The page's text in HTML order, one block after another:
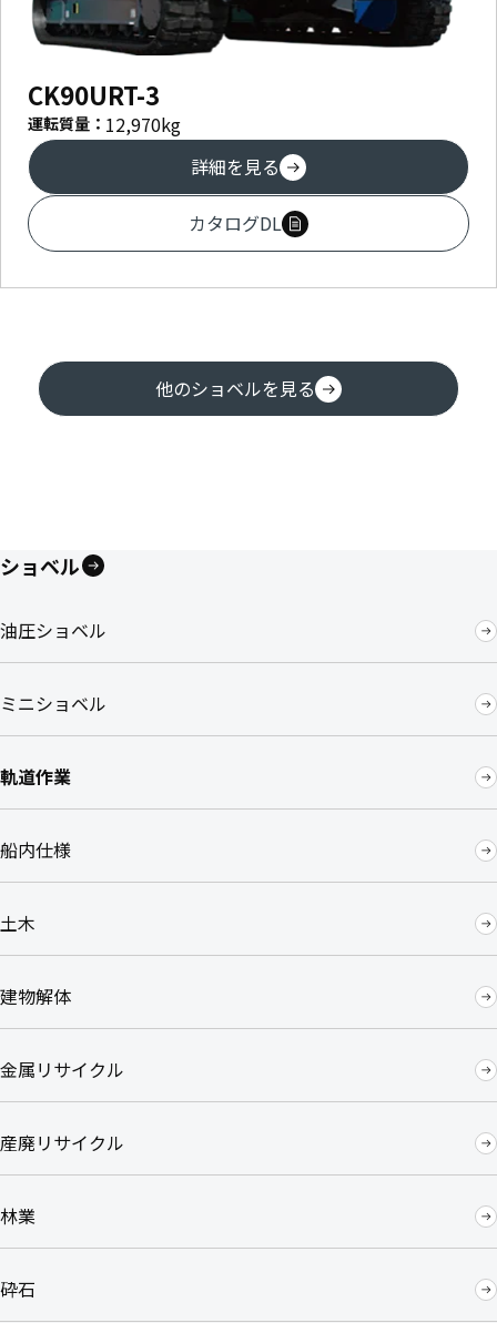
CK90URT-3
運転質量： 12,970kg
詳細を見る
カタログDL
他のショベルを見る
ショベル
油圧ショベル
ミニショベル
軌道作業
船内仕様
土木
建物解体
金属リサイクル
産廃リサイクル
林業
砕石